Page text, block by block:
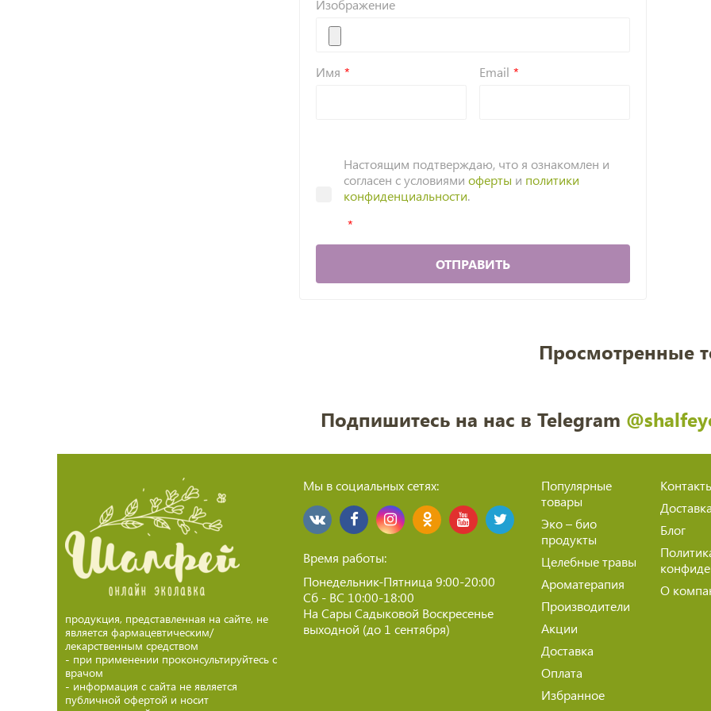
Изображение
Имя Email
Настоящим подтверждаю, что я ознакомлен и
согласен с условиями оферты и политики
конфиденциальности.
ОТПРАВИТЬ
Просмотренные
Подпишитесь на нас в Telegram
продукция, представленная на сайте, не
является фармацевтическим/
лекарственным средством
- при применении проконсультируйтесь с
врачом
- информация с сайта не является
публичной офертой и носит
Мы в социальных сетях:
Время работы:
Понедельник-Пятница 9:00-20:00
Сб - ВС 10:00-18:00
На Сары Садыковой Воскресенье
выходной (до 1 сентября)
Популярные
товары
Эко – био
продукты
Целебные травы
Ароматерапия
Производители
Акции
Доставка
Оплата
Избранное
Доставка
Блог
О